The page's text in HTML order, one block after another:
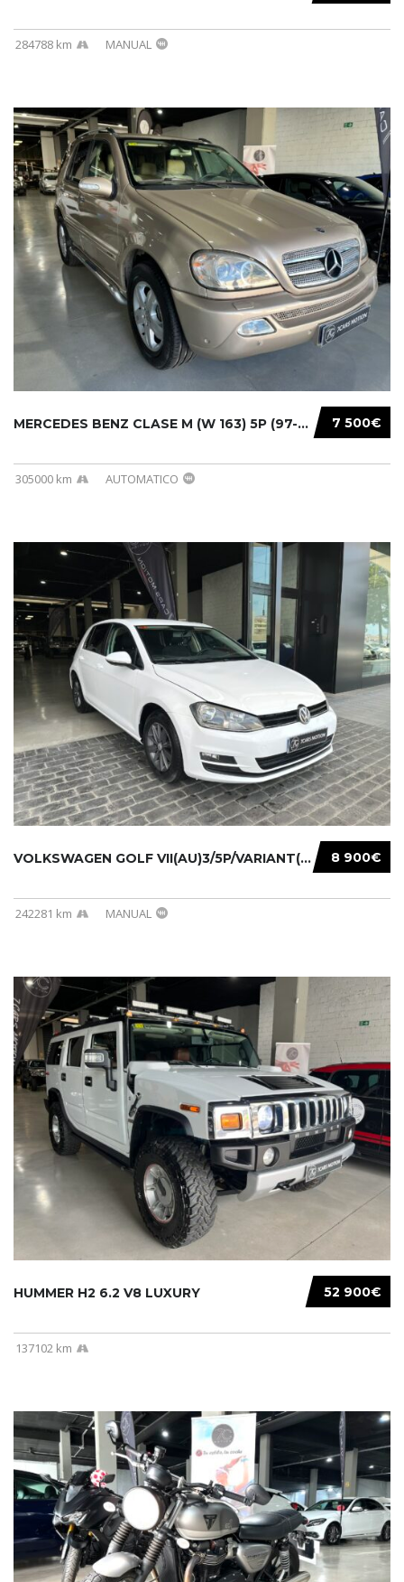
284788 km MANUAL
7 500€
MERCEDES BENZ CLASE M (W 163) 5P (97-05) 200...
305000 km AUTOMATICO
8 900€
VOLKSWAGEN GOLF VII(AU)3/5P/VARIANT(12-16 20...
242281 km MANUAL
52 900€
HUMMER H2 6.2 V8 LUXURY
137102 km